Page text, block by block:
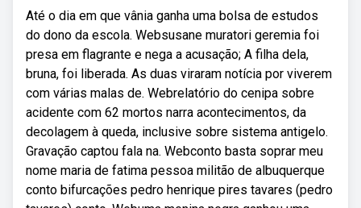
Até o dia em que vânia ganha uma bolsa de estudos
do dono da escola. Websusane muratori geremia foi
presa em flagrante e nega a acusação; A filha dela,
bruna, foi liberada. As duas viraram notícia por viverem
com várias malas de. Webrelatório do cenipa sobre
acidente com 62 mortos narra acontecimentos, da
decolagem à queda, inclusive sobre sistema antigelo.
Gravação captou fala na. Webconto basta soprar meu
nome maria de fatima pessoa militão de albuquerque
conto bifurcações pedro henrique pires tavares (pedro